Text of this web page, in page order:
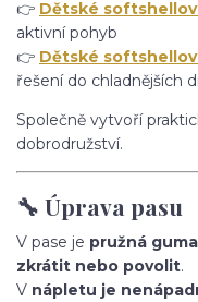
👉 Dětské
aktivní pohyb
👉 Dětské
řešení do chladnějších
Společně vytvoří
dobrodružství.
🔧 Úprava pasu
V pase je pružná guma
zkrátit nebo povolit.
V nápletu je